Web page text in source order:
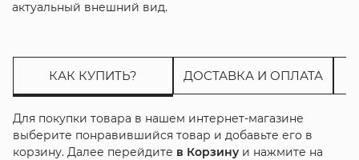
актуальный внешний вид.
КАК КУПИТЬ? ДОСТАВКА И ОПЛАТА
Для покупки товара в нашем интернет-магазине
выберите понравившийся товар и добавьте его в
корзину. Далее перейдите в Корзинуи нажмите на